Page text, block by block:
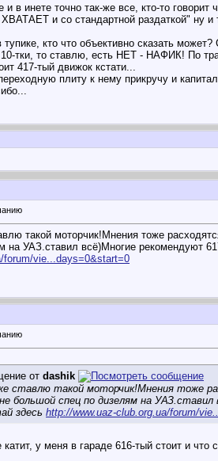
и в инете точно так-же все, кто-то
и со стандартной раздаткой" ну и
тупике, кто что объективно сказать
тки, то ставлю, есть НЕТ - НАФИК! По
417-тый движок кстати...
плиту к нему прикручу и
такой моторчик!Мнения тоже
на УАЗ.ставил всё)Многие рекомендуют
forum/vie...days=0&start=0
от dashik
ставлю такой моторчик!Мнения тоже
большой спец по дизелям на
здесь http://www.uaz-club.org.ua/forum/
катит, у меня в гараде 616-тый стоит и